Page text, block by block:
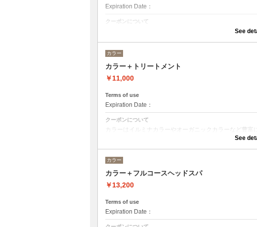
Expiration Date：
クーポンについて
See
カラー
カラー＋トリートメント
￥11,000
Terms of use
Expiration Date：
クーポンについて
カラーはイルミナカラーやオーガニックカラーなど豊富
デザインによってベストな選択をさせて頂きます。
※フルカラーの場合プラス¥1100
※ロング料金有りプラス¥1100
クイックトリートメント→¥11000
髪質別集中トリートメント→￥12100
See
カラー
カラー＋フルコースヘッドスパ
￥13,200
Terms of use
Expiration Date：